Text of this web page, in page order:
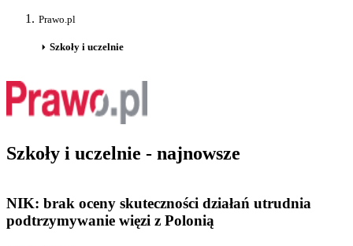
Prawo.pl
Szkoły i uczelnie
Szkoły i uczelnie - najnowsze
NIK: brak oceny skuteczności działań utrudnia
podtrzymywanie więzi z Polonią